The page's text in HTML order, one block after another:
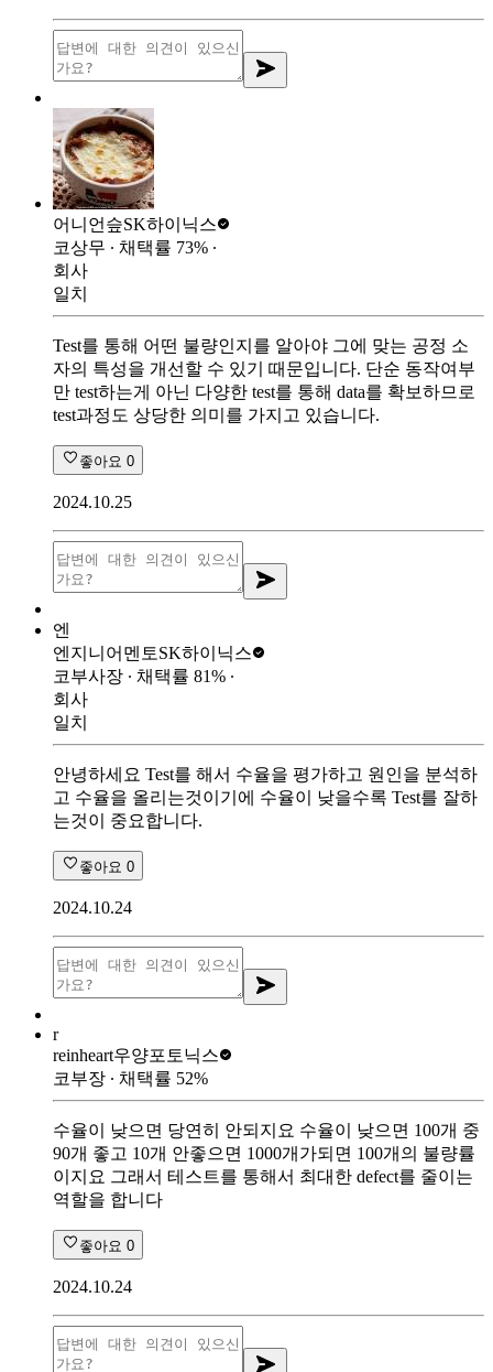
어니언슾SK하이닉스
코상무 ∙ 채택률 73% ∙
회사
일치
Test를 통해 어떤 불량인지를 알아야 그에 맞는 공정 소
자의 특성을 개선할 수 있기 때문입니다. 단순 동작여부
만 test하는게 아닌 다양한 test를 통해 data를 확보하므로
test과정도 상당한 의미를 가지고 있습니다.
좋아요 0
2024.10.25
엔
엔지니어멘토SK하이닉스
코부사장 ∙ 채택률 81% ∙
회사
일치
안녕하세요 Test를 해서 수율을 평가하고 원인을 분석하
고 수율을 올리는것이기에 수율이 낮을수록 Test를 잘하
는것이 중요합니다.
좋아요 0
2024.10.24
r
reinheart우양포토닉스
코부장 ∙ 채택률 52%
수율이 낮으면 당연히 안되지요 수율이 낮으면 100개 중
90개 좋고 10개 안좋으면 1000개가되면 100개의 불량률
이지요 그래서 테스트를 통해서 최대한 defect를 줄이는
역할을 합니다
좋아요 0
2024.10.24